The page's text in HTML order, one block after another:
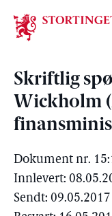
Stortinget.no
Skriftlig
Wickholm
Dokument nr.
Innlevert:
Sendt: 09.05.2017